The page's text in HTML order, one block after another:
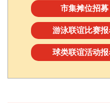
市集摊位招募
游泳联谊比赛报
球类联谊活动报